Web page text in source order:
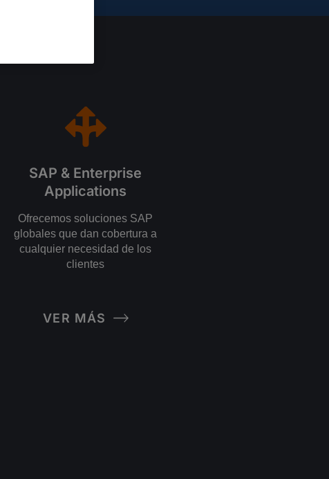
SAP & Enterprise
Applications
Ofrecemos soluciones SAP
globales que dan cobertura a
cualquier necesidad de los
clientes
VER MÁS